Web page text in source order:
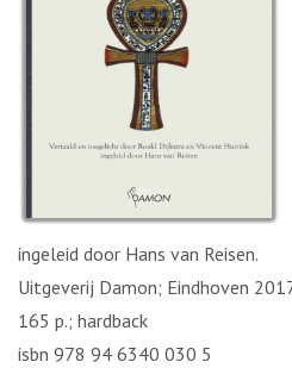
ingeleid door Hans van Reisen.
Uitgeverij Damon; Eindhoven
165 p.; hardback
isbn 978 94 6340 030 5